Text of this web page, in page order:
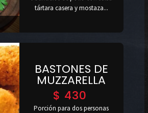
tártara casera y mostaza...
BASTONES DE
MUZZARELLA
$ 430
Porción para dos personas